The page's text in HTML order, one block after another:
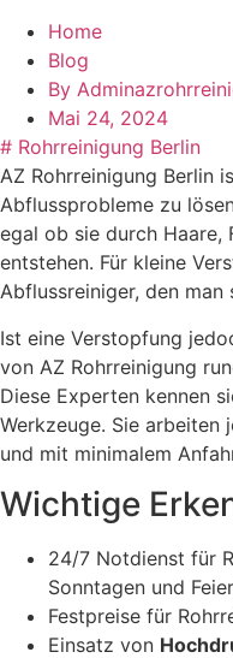
Home
Blog
By
Mai 24, 2024
# Rohrreinigung Berlin
AZ Rohrreinigung Berlin
Abflussprobleme zu
egal ob sie durch Haare,
entstehen. Für kleine
Abflussreiniger, den man
Ist eine Verstopfung
von AZ Rohrreinigung
Diese Experten kennen
Werkzeuge. Sie arbeiten
und mit minimalem
Wichtige
24/7 Notdienst für
Sonntagen und
Festpreise für
Einsatz von